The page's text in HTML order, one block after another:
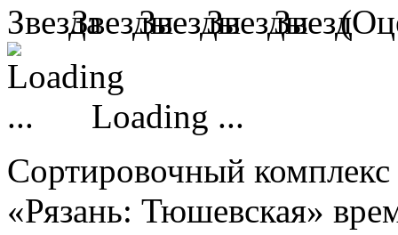
Loading ...
Сортировочный
«Рязань: Тюшевская»